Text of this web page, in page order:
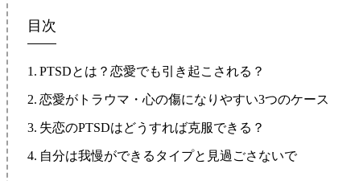
目次
PTSDとは？恋愛でも引き起こされる？
恋愛がトラウマ・心の傷になりやすい3つのケース
失恋のPTSDはどうすれば克服できる？
自分は我慢ができるタイプと見過ごさないで